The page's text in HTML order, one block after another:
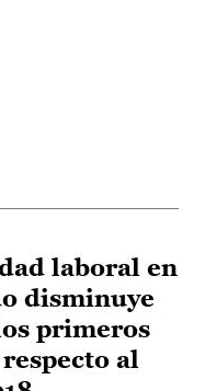
laboral en
disminuye
primeros
al